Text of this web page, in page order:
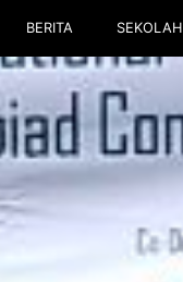
BERITA SEKOLAH